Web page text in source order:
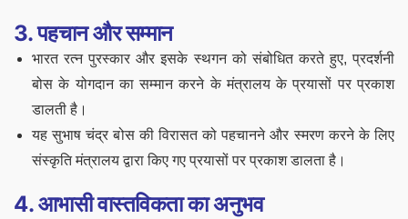
3. पहचान और सम्मान
भारत रत्न पुरस्कार और इसके स्थगन को संबोधित करते हुए, प्रदर्शनी
बोस के योगदान का सम्मान करने के मंत्रालय के प्रयासों पर प्रकाश
डालती है।
यह सुभाष चंद्र बोस की विरासत को पहचानने और स्मरण करने के लिए
संस्कृति मंत्रालय द्वारा किए गए प्रयासों पर प्रकाश डालता है।
4. आभासी वास्तविकता का अनुभव